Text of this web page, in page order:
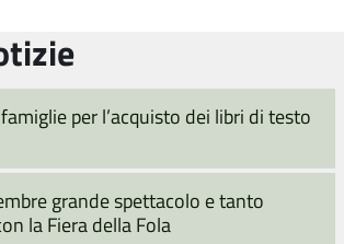
per l’acquisto dei libri di testo
grande spettacolo e tanto
la Fiera della Fola